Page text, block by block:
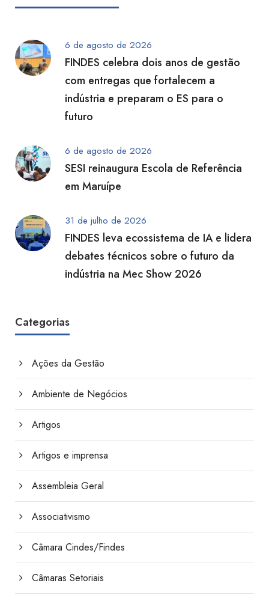
6 de agosto de 2026
FINDES celebra dois anos de gestão
com entregas que fortalecem a
indústria e preparam o ES para o
futuro
6 de agosto de 2026
SESI reinaugura Escola de Referência
em Maruípe
31 de julho de 2026
FINDES leva ecossistema de IA e lidera
debates técnicos sobre o futuro da
indústria na Mec Show 2026
Categorias
Ações da Gestão
Ambiente de Negócios
Artigos
Artigos e imprensa
Assembleia Geral
Associativismo
Câmara Cindes/Findes
Câmaras Setoriais